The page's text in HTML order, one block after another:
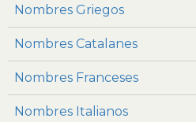
Nombres Griegos
Nombres Catalanes
Nombres Franceses
Nombres Italianos